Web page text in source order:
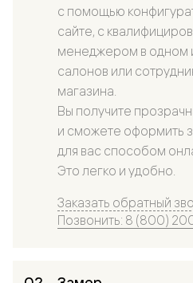
с помощью
сайте, с
менеджером в одном
салонов или
магазина.
Вы получите
и сможете оформить
для вас способом
Это легко и удобно.
Заказать обратный
Позвонить: 8 (800)